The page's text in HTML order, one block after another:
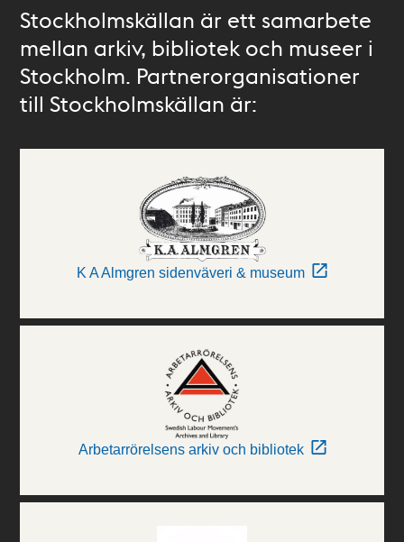
Stockholmskällan är ett samarbete
mellan arkiv, bibliotek och museer i
Stockholm. Partnerorganisationer
till Stockholmskällan är:
K A Almgren sidenväveri & museum
Arbetarrörelsens arkiv och bibliotek